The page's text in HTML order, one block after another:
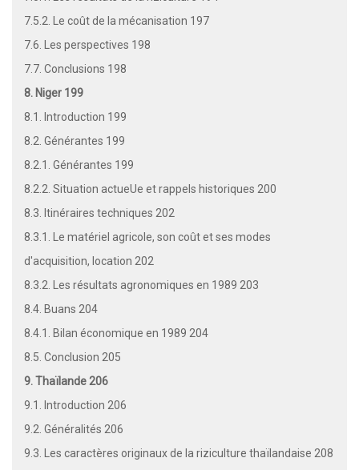
7.5.2. Le coût de la mécanisation 197
7.6. Les perspectives 198
7.7. Conclusions 198
8. Niger 199
8.1. Introduction 199
8.2. Générantes 199
8.2.1. Générantes 199
8.2.2. Situation actueUe et rappels historiques 200
8.3. Itinéraires techniques 202
8.3.1. Le matériel agricole, son coût et ses modes
d'acquisition, location 202
8.3.2. Les résultats agronomiques en 1989 203
8.4. Buans 204
8.4.1. Bilan économique en 1989 204
8.5. Conclusion 205
9. Thaïlande 206
9.1. Introduction 206
9.2. Généralités 206
9.3. Les caractères originaux de la riziculture thaïlandaise 208